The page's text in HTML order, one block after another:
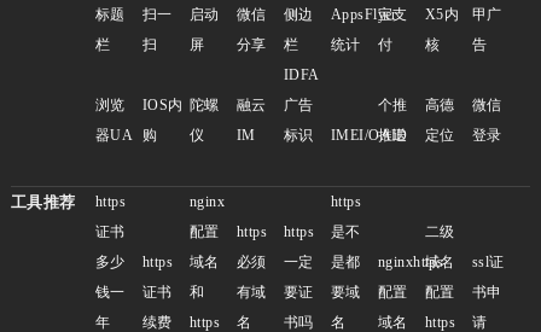
标题
栏
扫一
扫
启动
屏
微信
分享
侧边
栏
AppsFlyer
统计
宝支
付
X5内
核
甲广
告
浏览
器UA
IOS内
购
陀螺
仪
融云
IM
IDFA
广告
标识
IMEI/OAID
个推
推送
高德
定位
微信
登录
工具推荐
https
证书
多少
钱一
年
https
证书
续费
nginx
配置
域名
和
https
https
必须
有域
名
https
一定
要证
书吗
https
是不
是都
要域
名
nginxhttps
配置
域名
二级
域名
配置
https
ssl证
书申
请